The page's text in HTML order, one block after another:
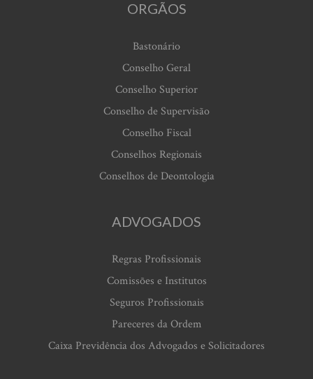
ORGÃOS
Bastonário
Conselho Geral
Conselho Superior
Conselho de Supervisão
Conselho Fiscal
Conselhos Regionais
Conselhos de Deontologia
ADVOGADOS
Regras Profissionais
Comissões e Institutos
Seguros Profissionais
Pareceres da Ordem
Caixa Previdência dos Advogados e Solicitadores